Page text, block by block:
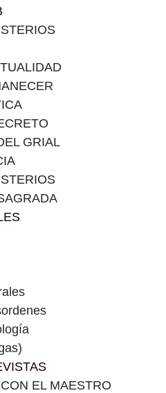
GRIAL
EL MAESTRO